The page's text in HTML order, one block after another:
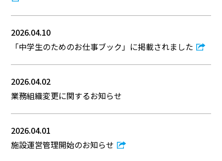
2026.04.10
「中学生のためのお仕事ブック」に掲載されました
2026.04.02
業務組織変更に関するお知らせ
2026.04.01
施設運営管理開始のお知らせ